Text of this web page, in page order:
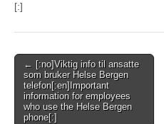
[:]
Post
navigation
← [:no]Viktig info til ansatte
som bruker Helse Bergen
telefon[:en]Important
information for employees
who use the Helse Bergen
phone[:]